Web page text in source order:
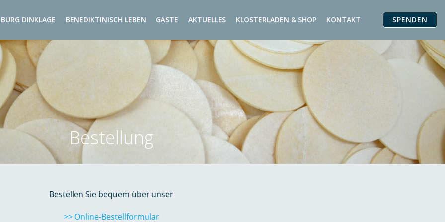
BURG DINKLAGE BENEDIKTINISCH LEBEN GÄSTE AKTUELLES KLOSTERLADEN & SHOP KONTAKT SPENDEN
Bestellung
Bestellen Sie bequem über unser
>> Online-Bestellformular